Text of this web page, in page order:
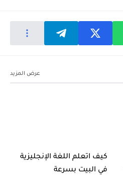
كيف اتعلم اللغة الإنجليزية
في البيت بسرعة